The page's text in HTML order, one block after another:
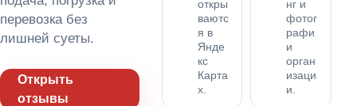
перевозка без
лишней суеты.
Открыть
отзывы
откры
ваютс
я в
Янде
кс
Карта
х.
нг и
фотог
рафи
и
орган
изаци
и.